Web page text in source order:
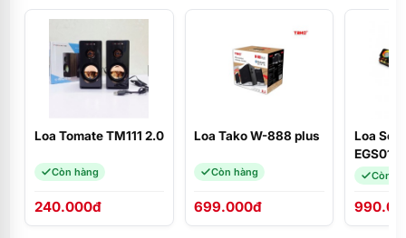
Loa Tomate TM111 2.0
Còn hàng
240.000đ
Loa Tako W-888 plus
Còn hàng
699.000đ
Loa
(USB
Còn